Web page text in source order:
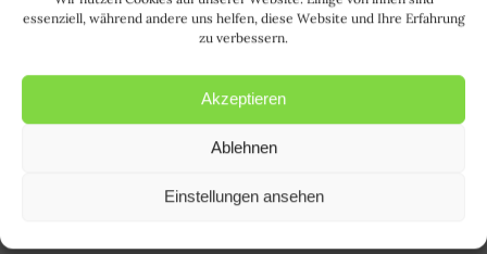
essenziell, während andere uns helfen, diese Website und Ihre Erfahrung
zu verbessern.
Akzeptieren
Ablehnen
Einstellungen ansehen